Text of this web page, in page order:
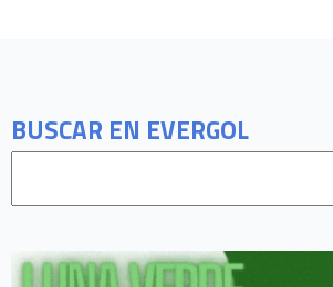
BUSCAR EN EVERGOL